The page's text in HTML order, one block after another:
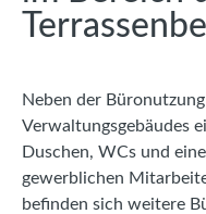
Neben der
Verwaltungsgebäudes
Duschen, WCs und
gewerblichen
befinden sich weitere